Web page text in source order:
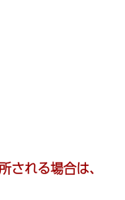
れる場合は、